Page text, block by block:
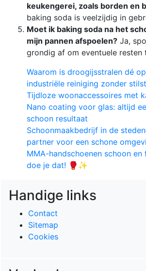
keukengerei, zoals borden en
baking soda is veelzijdig in
Moet ik baking soda na het
mijn pannen afspoelen? Ja,
grondig af om eventuele resten
Waarom is droogijsstralen dé
industriële reiniging zonder
Tijdloze woonaccessoires met
Nano coating voor glas: altijd
schoon resultaat
Schoonmaakbedrijf in de
partner voor een schone
MMA-handschoenen schoon en
doe je dat! 🥊✨
Handige links
Contact
Sitemap
Cookies